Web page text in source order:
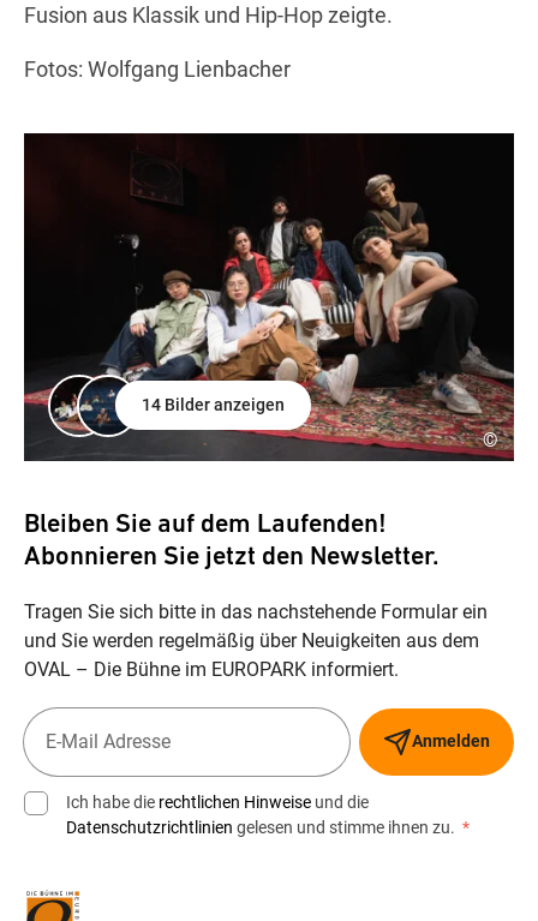
Fusion aus Klassik und Hip-Hop zeigte.
Fotos: Wolfgang Lienbacher
©
14 Bilder anzeigen
Bleiben Sie auf dem Laufenden!
Abonnieren Sie jetzt den Newsletter.
Tragen Sie sich bitte in das nachstehende Formular ein
und Sie werden regelmäßig über Neuigkeiten aus dem
OVAL – Die Bühne im EUROPARK informiert.
Anmelden
Ich habe die rechtlichen Hinweise und die
Datenschutzrichtlinien gelesen und stimme ihnen zu. *